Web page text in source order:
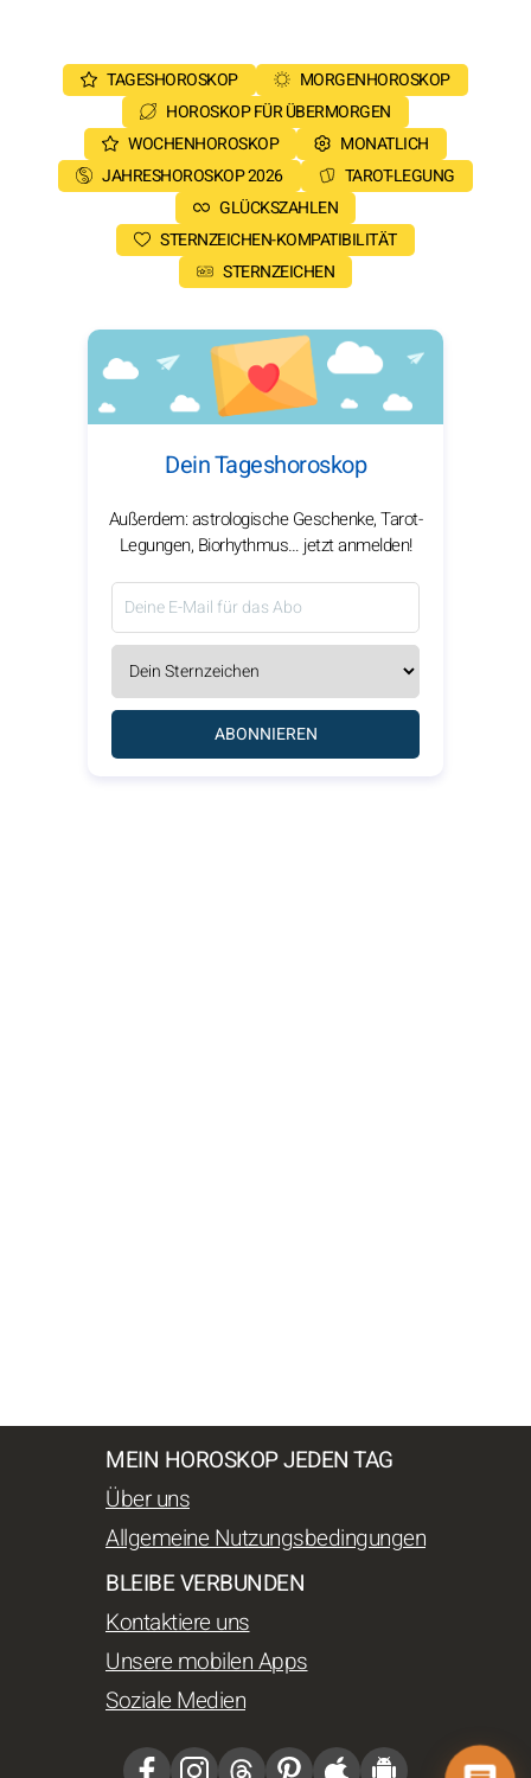
TAGESHOROSKOP
MORGENHOROSKOP
HOROSKOP FÜR ÜBERMORGEN
WOCHENHOROSKOP
MONATLICH
JAHRESHOROSKOP 2026
TAROT-LEGUNG
GLÜCKSZAHLEN
STERNZEICHEN-KOMPATIBILITÄT
STERNZEICHEN
Dein Tageshoroskop
Außerdem: astrologische Geschenke, Tarot-
Legungen, Biorhythmus… jetzt anmelden!
ABONNIEREN
MEIN HOROSKOP JEDEN TAG
Über uns
Allgemeine Nutzungsbedingungen
BLEIBE VERBUNDEN
Kontaktiere uns
Unsere mobilen Apps
Soziale Medien